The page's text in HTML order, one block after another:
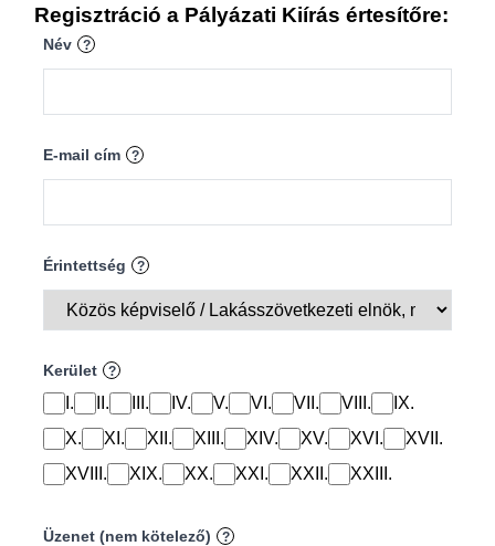
Regisztráció a Pályázati Kiírás értesítőre:
Név ?
E-mail cím ?
Érintettség ?
Kerület ?
I. II. III. IV. V. VI. VII. VIII.
IX.
X.
XI. XII. XIII. XIV. XV. XVI.
XVII.
XVIII.
XIX. XX. XXI. XXII. XXIII.
Üzenet (nem kötelező) ?